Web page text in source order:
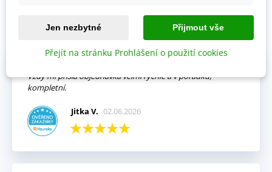
Prohlédněte si vybraná hodnocení našich zákazníků.
Vždy mi přišla objednávka velmi rychle a v pořádku,
kompletní.
Jitka V. 02.06.2026
Jen nezbytné Přijmout vše
Přejít na stránku Prohlášení o použití cookies